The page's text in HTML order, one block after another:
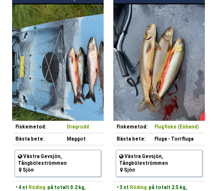
Fiskemetod: Dragrodd
Bästa bete: Maggot
Västra Gevsjön,
Tångböleströmmen
Sjön
• 4 st Röding på totalt 0.2 kg,
Fiskemetod: Flugfiske (Enhand)
Bästa bete: Fluga - Torrfluga
Västra Gevsjön,
Tångböleströmmen
Sjön
• 3 st Röding på totalt 2.5 kg,